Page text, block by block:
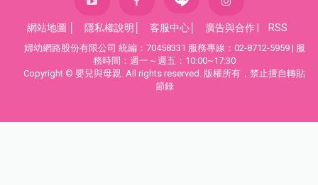
網站地圖 隱私權說明 客服中心 廣告與合作 RSS
婦幼網路股份有限公司 統編：70458331 服務專線：02-8712-5959 | 服
務時間：週一～週五：10:00~17:30
Copyright © 嬰兒與母親. All rights reserved. 版權所有，禁止擅自轉貼
節錄